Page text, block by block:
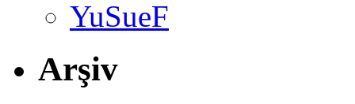
YuSueF
Arşiv